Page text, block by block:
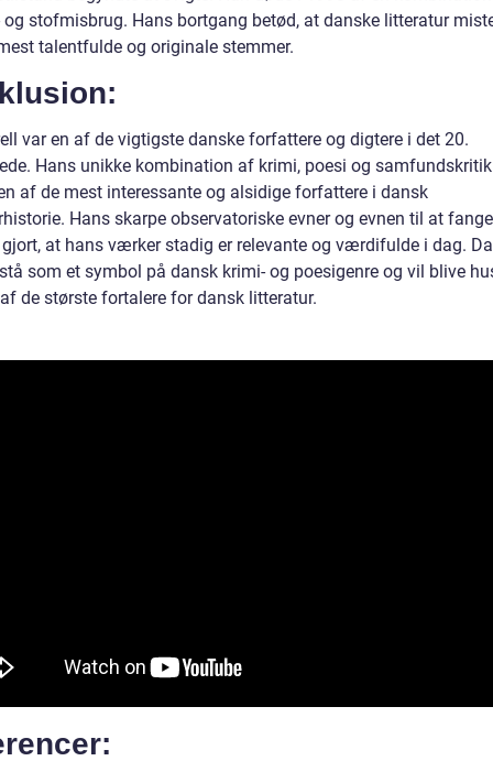
stofmisbrug. Hans bortgang betød, at danske litteratur
talentfulde og originale stemmer.
var en af de vigtigste danske forfattere og digtere i det 20.
Hans unikke kombination af krimi, poesi og
af de mest interessante og alsidige forfattere i dansk
Hans skarpe observatoriske evner og evnen til at
at hans værker stadig er relevante og værdifulde i dag.
som et symbol på dansk krimi- og poesigenre og vil blive
de største fortalere for dansk litteratur.